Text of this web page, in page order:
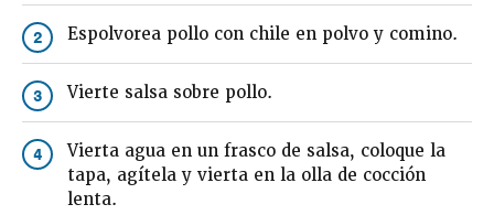
2 Espolvorea pollo con chile en polvo y comino.
3 Vierte salsa sobre pollo.
4
Vierta agua en un frasco de salsa, coloque la
tapa, agítela y vierta en la olla de cocción
lenta.